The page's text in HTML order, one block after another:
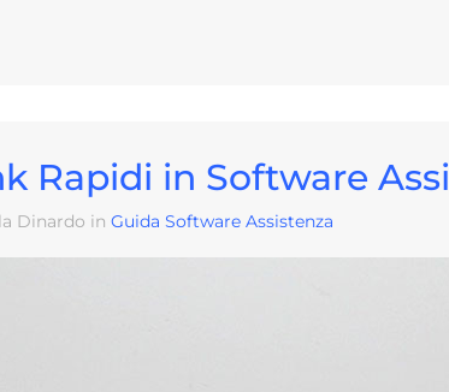
Rapidi in Software
Dinardo in Guida Software Assistenza